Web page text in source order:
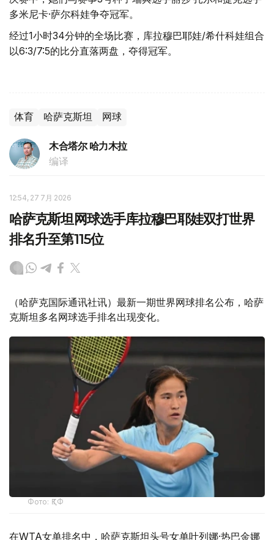
多米尼卡·萨尔科娃争夺冠军。
经过1小时34分钟的全场比赛，库拉穆巴耶娃/希什科娃组合
以6:3/7:5的比分直落两盘，夺得冠军。
体育 哈萨克斯坦 网球
木合塔尔 哈力木拉
编译
12:54, 27 7月 2026
哈萨克斯坦网球选手库拉穆巴耶娃双打世界
排名升至第115位
（哈萨克国际通讯社讯）最新一期世界网球排名公布，哈萨
克斯坦多名网球选手排名出现变化。
Фото: ҚТФ
在WTA女单排名中，哈萨克斯坦头号女单叶列娜·热巴金娜